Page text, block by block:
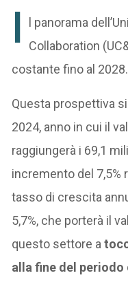
I
l panorama
Collaboration
costante fino al 2028.
Questa prospettiva
2024, anno in cui il
raggiungerà i 69,1
incremento del 7,5%
tasso di crescita
5,7%, che porterà il
questo settore a
alla fine del periodo